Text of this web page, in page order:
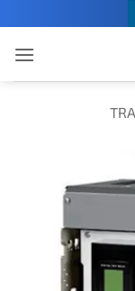
qua
nội
dung